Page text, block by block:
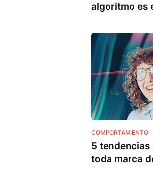
algoritmo es
COMPORTAMIENTO -
5 tendencias
toda marca